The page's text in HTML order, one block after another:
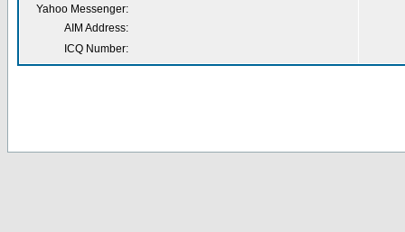
Yahoo Messenger:
AIM Address:
ICQ Number: